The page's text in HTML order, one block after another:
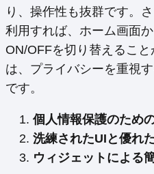
り、操作性も抜群です。さ
利用すれば、ホーム画面
ON/OFFを切り替えるこ
は、プライバシーを重視
です。
個人情報保護のため
洗練されたUIと優れ
ウィジェットによる